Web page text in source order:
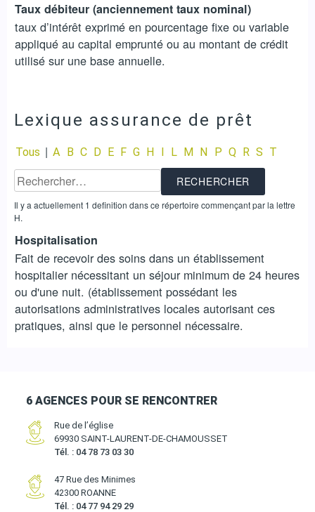
Taux débiteur (anciennement taux nominal)
taux d’intérêt exprimé en pourcentage fixe ou variable
appliqué au capital emprunté ou au montant de crédit
utilisé sur une base annuelle.
Lexique assurance de prêt
Tous | A B C D E F G H I L M N P Q R S T
Il y a actuellement 1 definition dans ce répertoire commençant par la lettre
H.
Hospitalisation
Fait de recevoir des soins dans un établissement
hospitalier nécessitant un séjour minimum de 24 heures
ou d'une nuit. (établissement possédant les
autorisations administratives locales autorisant ces
pratiques, ainsi que le personnel nécessaire.
6 AGENCES POUR SE RENCONTRER
Rue de l’église
69930 SAINT-LAURENT-DE-CHAMOUSSET
Tél. : 04 78 73 03 30
47 Rue des Minimes
42300 ROANNE
Tél. : 04 77 94 29 29